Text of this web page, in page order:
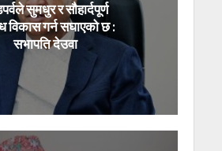
सुमधुर र सौहार्दपूर्ण
विकास गर्न सघाएको छ :
सभापति देउवा